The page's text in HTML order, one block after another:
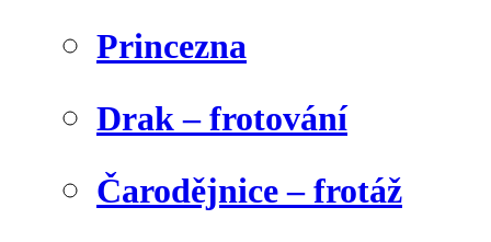
Princezna
Drak – frotování
Čarodějnice – frotáž